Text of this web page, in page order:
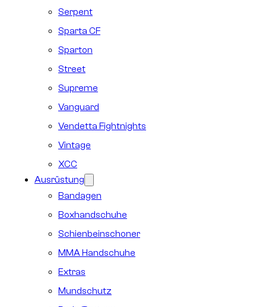
Serpent
Sparta CF
Sparton
Street
Supreme
Vanguard
Vendetta Fightnights
Vintage
XCC
Ausrüstung
Bandagen
Boxhandschuhe
Schienbeinschoner
MMA Handschuhe
Extras
Mundschutz